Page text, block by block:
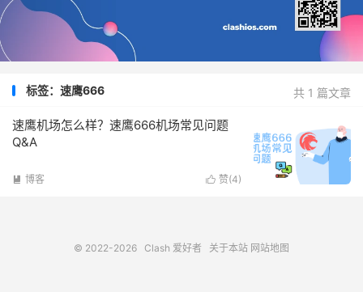
共 1 篇文章
标签：速鹰666
速鹰机场怎么样？速鹰666机场常见问题
Q&A
 赞(4)
 博客
© 2022-2026 Clash 爱好者 关于本站 网站地图